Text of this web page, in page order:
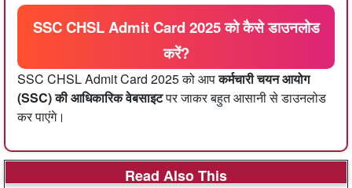
SSC CHSL Admit Card 2025 को कैसे डाउनलोड
करें?
SSC CHSL Admit Card 2025 को आपकर्मचारी चयन आयोग
(SSC) की आधिकारिक वेबसाइटपर जाकर बहुत आसानी से डाउनलोड
कर पाएंगे।
Read Also This